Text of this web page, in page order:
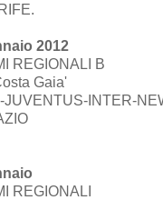
2012
REGIONALI B
Gaia'
JUVENTUS-INTER-
REGIONALI